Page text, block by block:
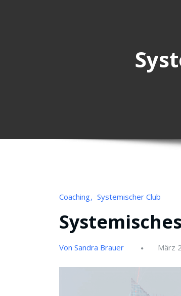
Coaching Systemischer Club
Von Sandra Brauer März